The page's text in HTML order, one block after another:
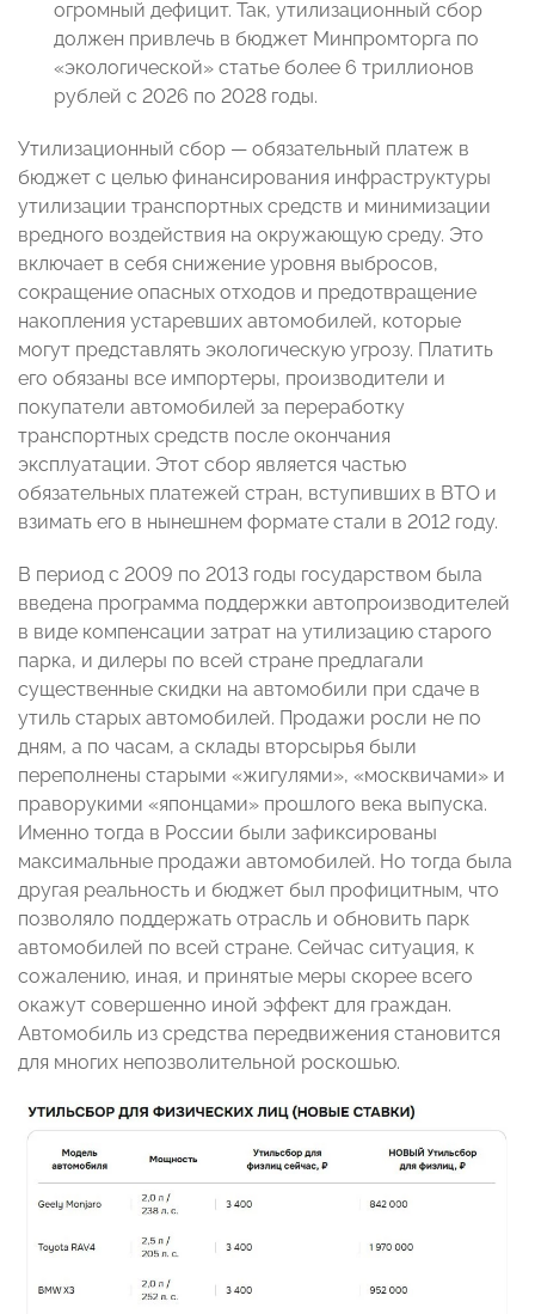
огромный дефицит. Так, утилизационный сбор
должен привлечь в бюджет Минпромторга по
«экологической» статье более 6 триллионов
рублей с 2026 по 2028 годы.
Утилизационный сбор — обязательный платеж в
бюджет с целью финансирования инфраструктуры
утилизации транспортных средств и минимизации
вредного воздействия на окружающую среду. Это
включает в себя снижение уровня выбросов,
сокращение опасных отходов и предотвращение
накопления устаревших автомобилей, которые
могут представлять экологическую угрозу. Платить
его обязаны все импортеры, производители и
покупатели автомобилей за переработку
транспортных средств после окончания
эксплуатации. Этот сбор является частью
обязательных платежей стран, вступивших в ВТО и
взимать его в нынешнем формате стали в 2012 году.
В период с 2009 по 2013 годы государством была
введена программа поддержки автопроизводителей
в виде компенсации затрат на утилизацию старого
парка, и дилеры по всей стране предлагали
существенные скидки на автомобили при сдаче в
утиль старых автомобилей. Продажи росли не по
дням, а по часам, а склады вторсырья были
переполнены старыми «жигулями», «москвичами» и
праворукими «японцами» прошлого века выпуска.
Именно тогда в России были зафиксированы
максимальные продажи автомобилей. Но тогда была
другая реальность и бюджет был профицитным, что
позволяло поддержать отрасль и обновить парк
автомобилей по всей стране. Сейчас ситуация, к
сожалению, иная, и принятые меры скорее всего
окажут совершенно иной эффект для граждан.
Автомобиль из средства передвижения становится
для многих непозволительной роскошью.